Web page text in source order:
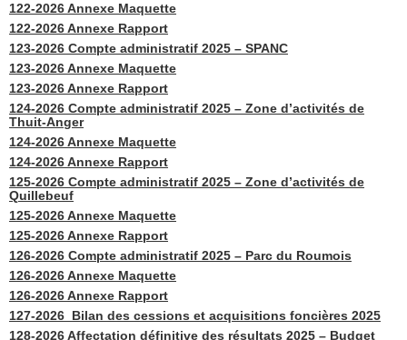
122-2026 Annexe Maquette
122-2026 Annexe Rapport
123-2026 Compte administratif 2025 – SPANC
123-2026 Annexe Maquette
123-2026 Annexe Rapport
124-2026 Compte administratif 2025 – Zone d’activités de
Thuit-Anger
124-2026 Annexe Maquette
124-2026 Annexe Rapport
125-2026 Compte administratif 2025 – Zone d’activités de
Quillebeuf
125-2026 Annexe Maquette
125-2026 Annexe Rapport
126-2026 Compte administratif 2025 – Parc du Roumois
126-2026 Annexe Maquette
126-2026 Annexe Rapport
127-2026 Bilan des cessions et acquisitions foncières 2025
128-2026 Affectation définitive des résultats 2025 – Budget